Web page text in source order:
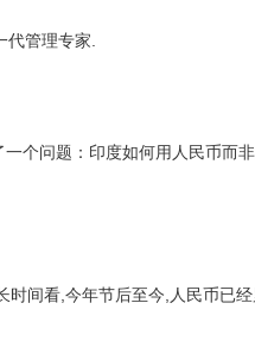
管理专家.
个问题：印度如何用人民币而
间看,今年节后至今,人民币已经